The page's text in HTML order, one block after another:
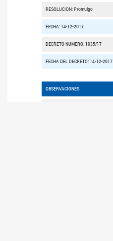
RESOLUCION: Promulgo
FECHA: 14-12-2017
DECRETO NUMERO: 1035/17
FECHA DEL DECRETO: 14-12-2017
OBSERVACIONES